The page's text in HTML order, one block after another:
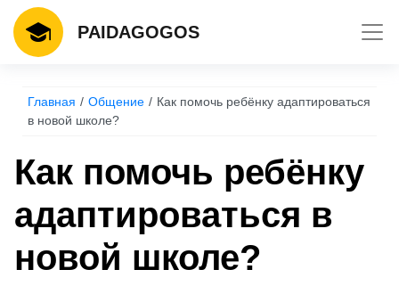
PAIDAGOGOS
Главная Общение
Как помочь ребёнку адаптироваться
в новой школе?
Как помочь ребёнку
адаптироваться в
новой школе?